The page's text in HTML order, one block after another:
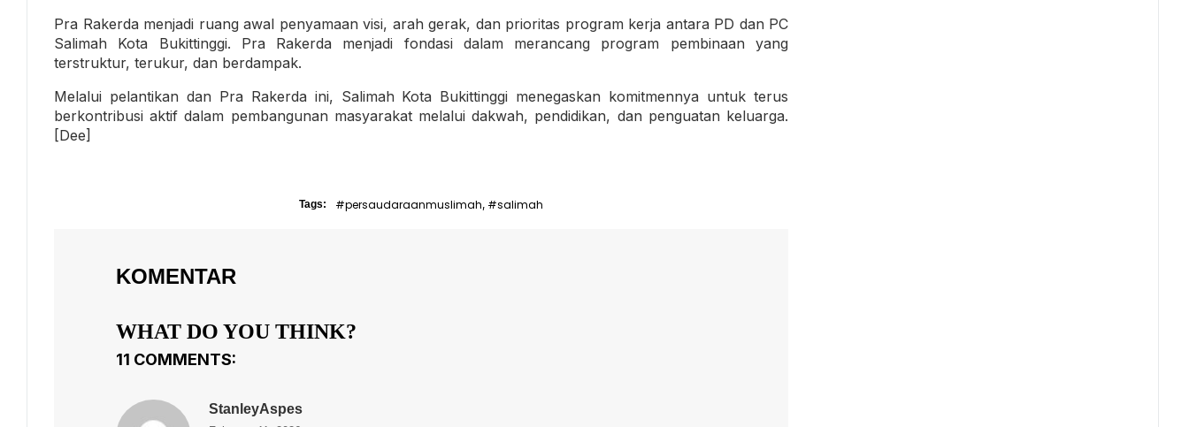
Pra Rakerda menjadi ruang awal penyamaan visi, arah gerak, dan prioritas program kerja antara PD dan PC
Salimah Kota Bukittinggi. Pra Rakerda menjadi fondasi dalam merancang program pembinaan yang
terstruktur, terukur, dan berdampak.
Melalui pelantikan dan Pra Rakerda ini, Salimah Kota Bukittinggi menegaskan komitmennya untuk terus
berkontribusi aktif dalam pembangunan masyarakat melalui dakwah, pendidikan, dan penguatan keluarga.
[Dee]
Tags: #persaudaraanmuslimah, #salimah
KOMENTAR
WHAT DO YOU THINK?
11 COMMENTS:
StanleyAspes